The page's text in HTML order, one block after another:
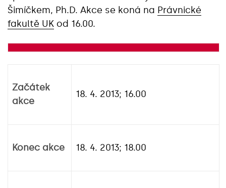
Šimíčkem, Ph.D. Akce se koná na Právnické
fakultě UK od 16.00.
Začátek
akce
18. 4. 2013; 16.00
Konec akce 18. 4. 2013; 18.00